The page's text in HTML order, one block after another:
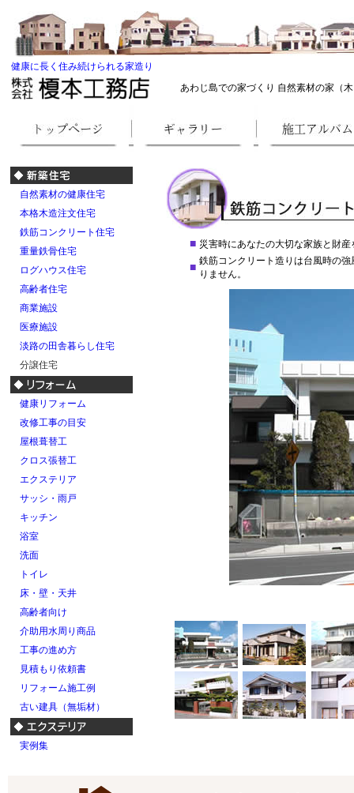
健康に長く住み続けられる家造り
あわじ島での家づくり 自然素材の家（木
自然素材の健康住宅
本格木造注文住宅
鉄筋コンクリート住宅
重量鉄骨住宅
ログハウス住宅
高齢者住宅
商業施設
医療施設
淡路の田舎暮らし住宅
分譲住宅
健康リフォーム
改修工事の目安
屋根葺替工
クロス張替工
エクステリア
サッシ・雨戸
キッチン
浴室
洗面
トイレ
床・壁・天井
高齢者向け
介助用水周り商品
工事の進め方
見積もり依頼書
リフォーム施工例
古い建具（無垢材）
実例集
■ 災害時にあなたの大切な家族と財
■
鉄筋コンクリート造りは台風時の
りません。